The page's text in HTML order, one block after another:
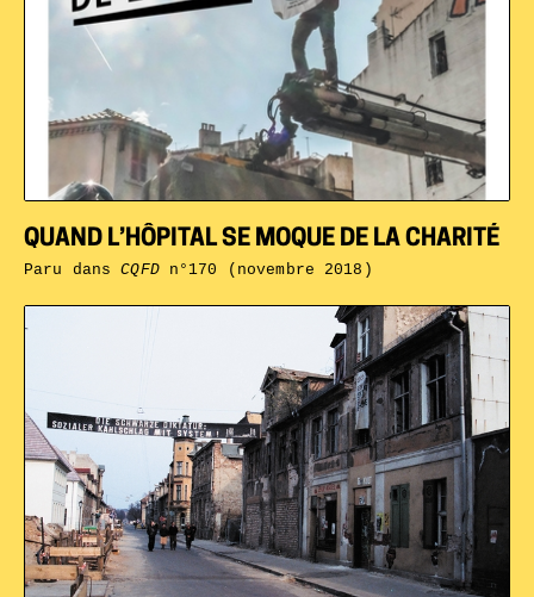
QUAND L’HÔPITAL SE MOQUE DE LA CHARITÉ
Paru dansCQFDn°170 (novembre 2018)